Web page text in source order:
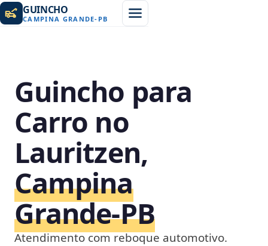
GUINCHO
CAMPINA GRANDE- PB
Guincho para
Carro no
Lauritzen,
Campina
Grande‑PB
Atendimento com reboque automotivo.